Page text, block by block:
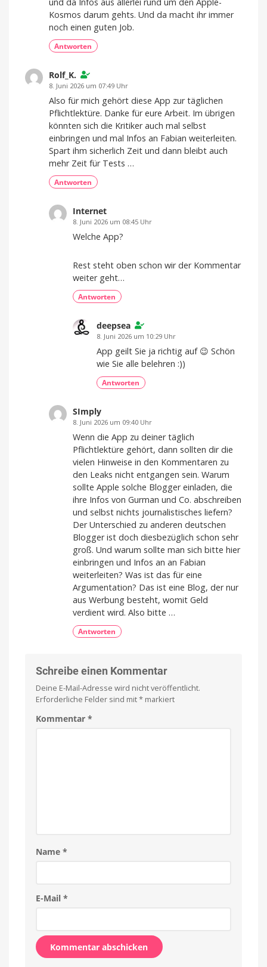
Kosmos darum gehts. Und da macht ihr immer
noch einen guten Job.
Antworten
Rolf_K.
8. Juni 2026 um 07:49 Uhr
Also für mich gehört diese App zur täglichen
Pflichtlektüre. Danke für eure Arbeit. Im übrigen
könnten sich die Kritiker auch mal selbst
einbringen und mal Infos an Fabian weiterleiten.
Spart ihm sicherlich Zeit und dann bleibt auch
mehr Zeit für Tests …
Antworten
Internet
8. Juni 2026 um 08:45 Uhr
Welche App?
Rest steht oben schon wir der Kommentar
weiter geht…
Antworten
deepsea
8. Juni 2026 um 10:29 Uhr
App geilt Sie ja richtig auf 😉 Schön
wie Sie alle belehren :))
Antworten
SImply
8. Juni 2026 um 09:40 Uhr
Wenn die App zu deiner täglich
Pflichtlektüre gehört, dann sollten dir die
vielen Hinweise in den Kommentaren zu
den Leaks nicht entgangen sein. Warum
sollte Apple solche Blogger einladen, die
ihre Infos von Gurman und Co. abschreiben
und selbst nichts journalistisches liefern?
Der Unterschied zu anderen deutschen
Blogger ist doch diesbezüglich schon sehr
groß. Und warum sollte man sich bitte hier
einbringen und Infos an an Fabian
weiterleiten? Was ist das für eine
Argumentation? Das ist eine Blog, der nur
aus Werbung besteht, womit Geld
verdient wird. Also bitte …
Antworten
Schreibe einen Kommentar
Deine E-Mail-Adresse wird nicht veröffentlicht.
Erforderliche Felder sind mit* markiert
Kommentar *
Name *
E-Mail *